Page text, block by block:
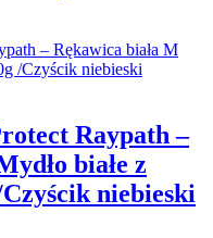
Raypath –
białe z
niebieski